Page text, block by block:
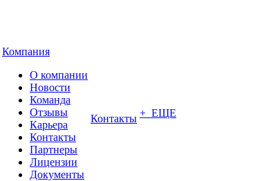
Компания
О компании
Новости
Команда
Отзывы
Карьера
Контакты
Партнеры
Лицензии
Документы
Контакты + ЕЩЕ